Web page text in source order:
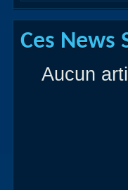
Ces News
Aucun